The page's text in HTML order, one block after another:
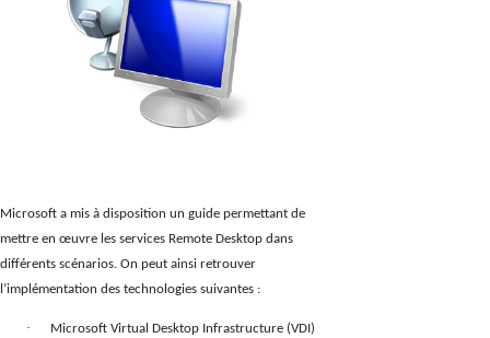
Microsoft a mis à disposition un guide permettant de
mettre en œuvre les services Remote Desktop dans
différents scénarios. On peut ainsi retrouver
l’implémentation des technologies suivantes :
· Microsoft Virtual Desktop Infrastructure (VDI)